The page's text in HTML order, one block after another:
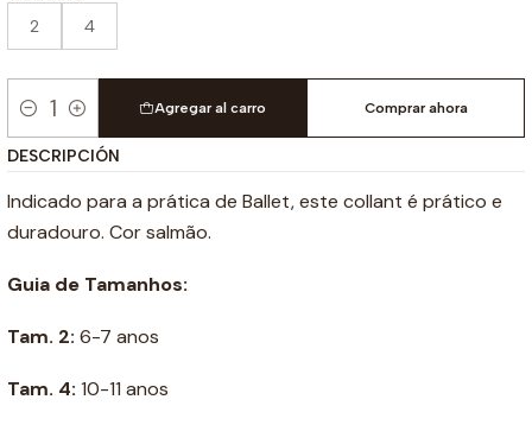
2 4
Cantidad
Agregar al carro Comprar ahora
DESCRIPCIÓN
Indicado para a prática de Ballet, este collant é prático e
duradouro. Cor salmão.
Guia de Tamanhos:
Tam. 2: 6-7 anos
Tam. 4: 10-11 anos